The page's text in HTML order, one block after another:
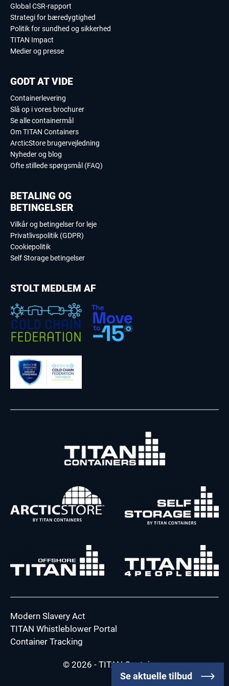
Se aktuelle tilbud
Global CSR-rapport
Strategi for bæredygtighed
Politik for sundhed og sikkerhed
TITAN Impact
Medier og presse
GODT AT VIDE
Containerlevering
Slå op i vores brochurer
Se alle containermål
Om TITAN Containers
ArcticStore brugervejledning
Nyheder og blog
Ofte stillede spørgsmål (FAQ)
BETALING OG
BETINGELSER
Vilkår og betingelser for leje
Privatlivspolitik (GDPR)
Cookiepolitik
Self Storage betingelser
STOLT MEDLEM AF
Modern Slavery Act
TITAN Whistleblower Portal
Container Tracking
© 2026 - TITAN Containers